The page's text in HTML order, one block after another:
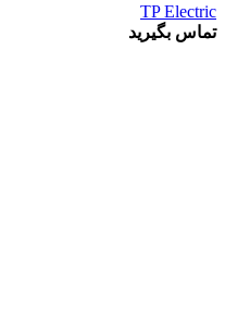
TP Electric
تماس بگیرید